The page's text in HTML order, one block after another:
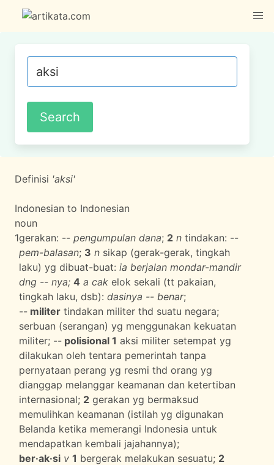
Definisi 'aksi'
Indonesian to Indonesian
noun
1gerakan: -- pengumpulan dana; 2 n tindakan: --
pem-balasan; 3 n sikap (gerak-gerak, tingkah
laku) yg dibuat-buat: ia berjalan mondar-mandir
dng -- nya; 4 a cak elok sekali (tt pakaian,
tingkah laku, dsb): dasinya -- benar;
-- militer tindakan militer thd suatu negara;
serbuan (serangan) yg menggunakan kekuatan
militer; -- polisional 1 aksi militer setempat yg
dilakukan oleh tentara pemerintah tanpa
pernyataan perang yg resmi thd orang yg
dianggap melanggar keamanan dan ketertiban
internasional; 2 gerakan yg bermaksud
memulihkan keamanan (istilah yg digunakan
Belanda ketika memerangi Indonesia untuk
mendapatkan kembali jajahannya);
ber·ak·si v 1 bergerak melakukan sesuatu; 2